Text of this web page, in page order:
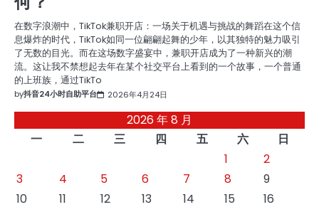
在数字浪潮中，TikTok兼职开店：一场关于机遇与挑战的舞蹈在这个信
息爆炸的时代，TikTok如同一位翩翩起舞的少年，以其独特的魅力吸引
了无数的目光。而在这场数字盛宴中，兼职开店成为了一种新兴的潮
流。这让我不禁想起去年在某个社交平台上看到的一个故事，一个普通
的上班族，通过TikTo
by抖音24小时自助平台 2026年4月24日
2026 年 8 月
一
二 三 四 五 六
日
1
2
3
4 5 6 7 8
9
10
11 12 13 14 15
16